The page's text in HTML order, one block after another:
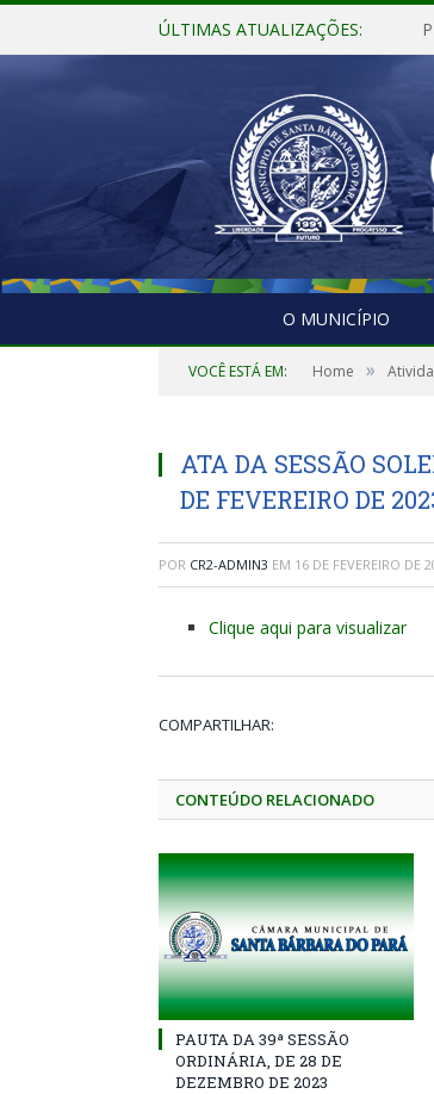
ÚLTIMAS ATUALIZAÇÕES:
O MUNICÍPIO
VOCÊ ESTÁ EM: Home »
ATA DA SESSÃO
DE FEVEREIRO DE
POR CR2-ADMIN3 EM 16 DE FEVEREIRO DE
Clique aqui para visualizar
COMPARTILHAR:
CONTEÚDO RELACIONADO
PAUTA DA 39ª SESSÃO
ORDINÁRIA, DE 28 DE
DEZEMBRO DE 2023